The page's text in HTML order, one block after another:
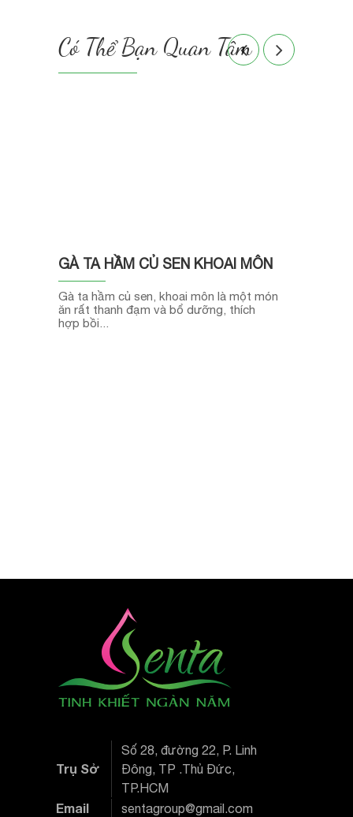
Có Thể Bạn Quan Tâm
GÀ TA HẦM CỦ SEN KHOAI MÔN
Gà ta hầm củ sen, khoai môn là một món
ăn rất thanh đạm và bổ dưỡng, thích
hợp bồi...
Trụ Sở
Số 28, đường 22, P. Linh
Đông, TP .Thủ Đức,
TP.HCM
Email sentagroup@gmail.com